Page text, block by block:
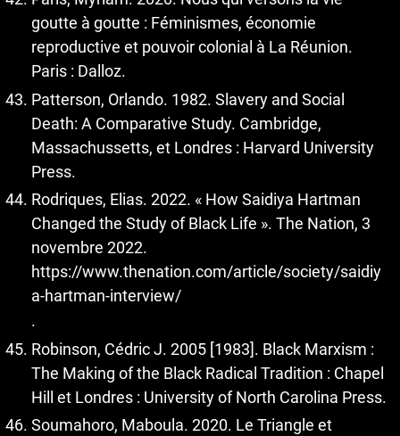
goutte à goutte : Féminismes, économie
reproductive et pouvoir colonial à La Réunion.
Paris : Dalloz.
Patterson, Orlando. 1982. Slavery and Social
Death: A Comparative Study. Cambridge,
Massachussetts, et Londres : Harvard University
Press.
Rodriques, Elias. 2022. « How Saidiya Hartman
Changed the Study of Black Life ». The Nation, 3
novembre 2022.
https://www.thenation.com/article/society/saidiy
a-hartman-interview/
.
Robinson, Cédric J. 2005 [1983]. Black Marxism :
The Making of the Black Radical Tradition : Chapel
Hill et Londres : University of North Carolina Press.
Soumahoro, Maboula. 2020. Le Triangle et